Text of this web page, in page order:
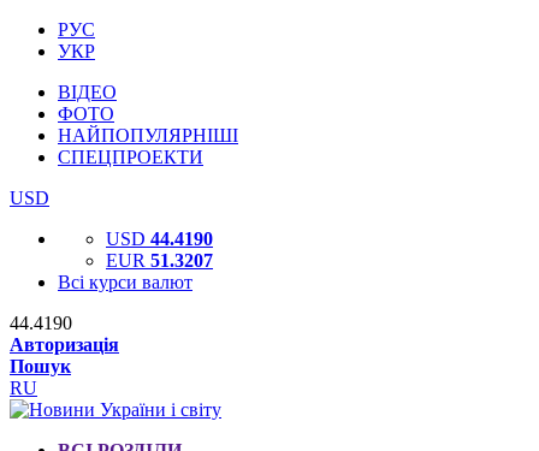
РУС
УКР
ВІДЕО
ФОТО
НАЙПОПУЛЯРНІШІ
СПЕЦПРОЕКТИ
USD
USD 44.4190
EUR 51.3207
Всі курси валют
44.4190
Авторизація
Пошук
RU